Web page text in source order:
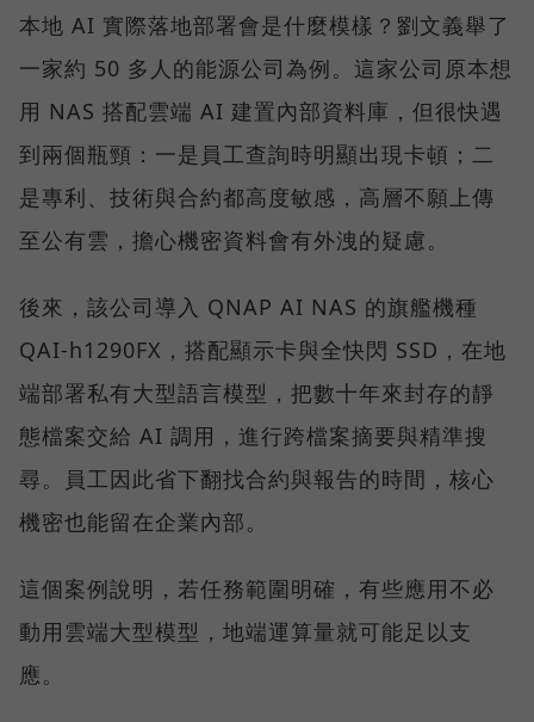
本地 AI 實際落地部署會是什麼模樣？劉文義舉了
一家約 50 多人的能源公司為例。這家公司原本想
用 NAS 搭配雲端 AI 建置內部資料庫，但很快遇
到兩個瓶頸：一是員工查詢時明顯出現卡頓；二
是專利、技術與合約都高度敏感，高層不願上傳
至公有雲，擔心機密資料會有外洩的疑慮。
後來，該公司導入 QNAP AI NAS 的旗艦機種
QAI-h1290FX，搭配顯示卡與全快閃 SSD，在地
端部署私有大型語言模型，把數十年來封存的靜
態檔案交給 AI 調用，進行跨檔案摘要與精準搜
尋。員工因此省下翻找合約與報告的時間，核心
機密也能留在企業內部。
這個案例說明，若任務範圍明確，有些應用不必
動用雲端大型模型，地端運算量就可能足以支
應。